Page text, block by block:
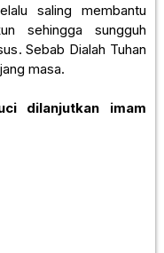
saling membantu
sehingga sungguh
Sebab Dialah Tuhan
masa.
dilanjutkan imam